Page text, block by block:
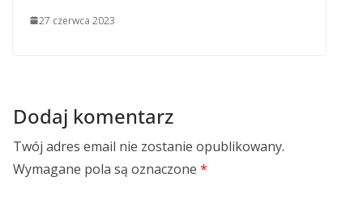
27 czerwca 2023
Dodaj komentarz
Twój adres email nie zostanie opublikowany.
Wymagane pola są oznaczone *